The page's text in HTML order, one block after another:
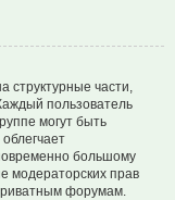
структурные части,
пользователь
могут быть
большому
модераторских прав
форумам.